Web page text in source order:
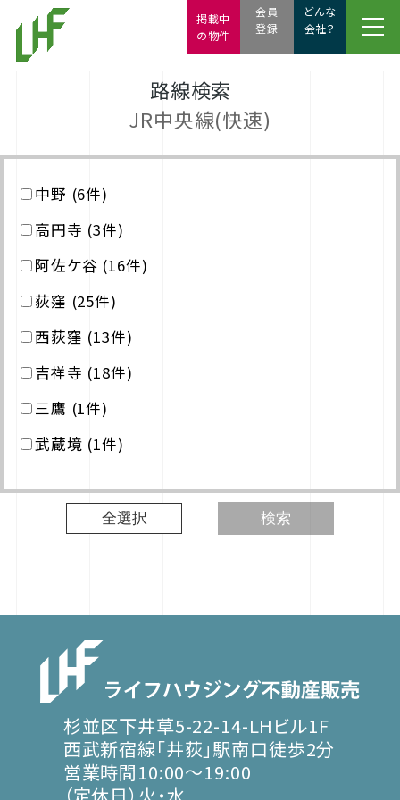
路線検索
JR中央線(快速)
中野 (6件)
高円寺 (3件)
阿佐ケ谷 (16件)
荻窪 (25件)
西荻窪 (13件)
吉祥寺 (18件)
三鷹 (1件)
武蔵境 (1件)
全選択 検索
杉並区下井草5-22-14-LHビル1F
西武新宿線「井荻」駅南口徒歩2分
営業時間10:00～19:00
会員
登録
どんな
会社？
掲載中
の物件